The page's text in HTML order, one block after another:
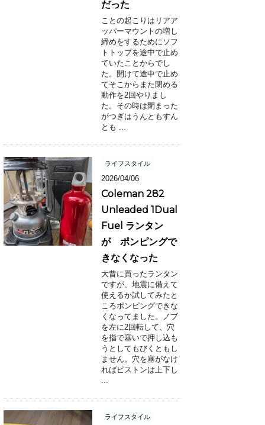
だった
ことの起こりはリアア
ッパーマウントの増し
締めをするためにソフ
トトップを途中で止め
ていたことからでし
た。開けて途中で止め
てそこからまた閉める
動作を2回やりまし
た。その時は閉まった
がつぎはうんともすん
とも ...
ライフスタイル
2026/04/06
Coleman 282
Unleaded 1Dual
Fuel ランタン
が ポンピングで
きなくなった
大昔に買ったランタン
ですが、地震に備えて
使えるか試してみたと
ころポンピングできな
くなってました。ノブ
を左に2回転して、穴
を指で塞いで押し込も
うとしてもびくともし
ません。穴を塞がなけ
ればピストンは上下し
...
ライフスタイル